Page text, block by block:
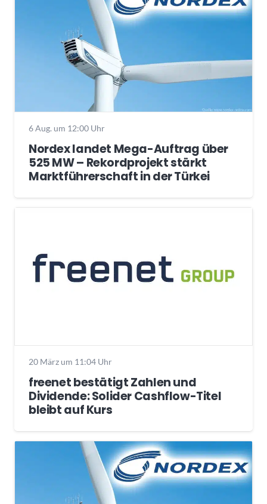
6 Aug. um 12:00 Uhr
Nordex landet Mega-Auftrag über
525 MW – Rekordprojekt stärkt
Marktführerschaft in der Türkei
20 März um 11:04 Uhr
freenet bestätigt Zahlen und
Dividende: Solider Cashflow-Titel
bleibt auf Kurs